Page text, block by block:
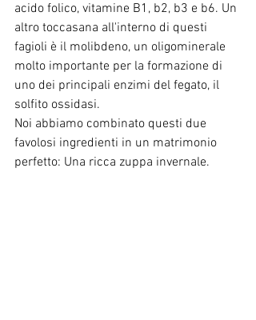
acido folico, vitamine B1, b2, b3 e b6. Un
altro toccasana all'interno di questi
fagioli è il molibdeno, un oligominerale
molto importante per la formazione di
uno dei principali enzimi del fegato, il
solfito ossidasi.
Noi abbiamo combinato questi due
favolosi ingredienti in un matrimonio
perfetto: Una ricca zuppa invernale.